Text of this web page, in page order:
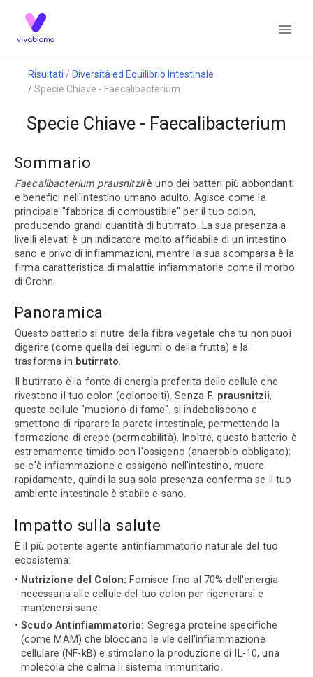
Risultati
Diversità ed Equilibrio Intestinale
Specie Chiave - Faecalibacterium
Specie Chiave - Faecalibacterium
Sommario
Faecalibacterium prausnitziiè uno dei batteri più abbondanti
e benefici nell'intestino umano adulto. Agisce come la
principale "fabbrica di combustibile" per il tuo colon,
producendo grandi quantità di butirrato. La sua presenza a
livelli elevati è un indicatore molto affidabile di un intestino
sano e privo di infiammazioni, mentre la sua scomparsa è la
firma caratteristica di malattie infiammatorie come il morbo
di Crohn.
Panoramica
Questo batterio si nutre della fibra vegetale che tu non puoi
digerire (come quella dei legumi o della frutta) e la
trasforma in butirrato.
Il butirrato è la fonte di energia preferita delle cellule che
rivestono il tuo colon (colonociti). Senza F. prausnitzii,
queste cellule "muoiono di fame", si indeboliscono e
smettono di riparare la parete intestinale, permettendo la
formazione di crepe (permeabilità). Inoltre, questo batterio è
estremamente timido con l'ossigeno (anaerobio obbligato);
se c'è infiammazione e ossigeno nell'intestino, muore
rapidamente, quindi la sua sola presenza conferma se il tuo
ambiente intestinale è stabile e sano.
Impatto sulla salute
È il più potente agente antinfiammatorio naturale del tuo
ecosistema:
Nutrizione del Colon: Fornisce fino al 70% dell'energia
necessaria alle cellule del tuo colon per rigenerarsi e
mantenersi sane.
Scudo Antinfiammatorio: Segrega proteine specifiche
(come MAM) che bloccano le vie dell'infiammazione
cellulare (NF-kB) e stimolano la produzione di IL-10, una
molecola che calma il sistema immunitario.